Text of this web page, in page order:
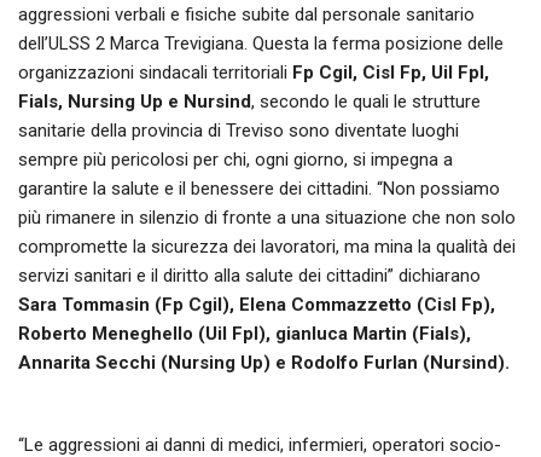
aggressioni verbali e fisiche subite dal personale sanitario
dell’ULSS 2 Marca Trevigiana. Questa la ferma posizione delle
organizzazioni sindacali territoriali Fp Cgil, Cisl Fp, Uil Fpl,
Fials, Nursing Up e Nursind, secondo le quali le strutture
sanitarie della provincia di Treviso sono diventate luoghi
sempre più pericolosi per chi, ogni giorno, si impegna a
garantire la salute e il benessere dei cittadini. “Non possiamo
più rimanere in silenzio di fronte a una situazione che non solo
compromette la sicurezza dei lavoratori, ma mina la qualità dei
servizi sanitari e il diritto alla salute dei cittadini” dichiarano
Sara Tommasin (Fp Cgil), Elena Commazzetto (Cisl Fp),
Roberto Meneghello (Uil Fpl), gianluca Martin (Fials),
Annarita Secchi (Nursing Up) e Rodolfo Furlan (Nursind).
“Le aggressioni ai danni di medici, infermieri, operatori socio-